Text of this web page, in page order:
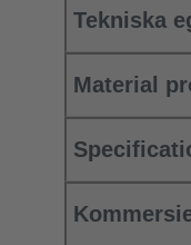
Tekniska
Material